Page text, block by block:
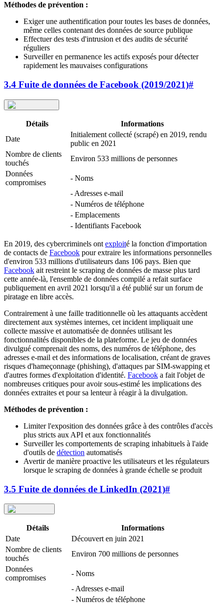
Méthodes de prévention :
Exiger une authentification pour toutes les bases de données,
même celles contenant des données de source publique
Effectuer des tests d'intrusion et des audits de sécurité
réguliers
Surveiller en permanence les actifs exposés pour détecter
rapidement les mauvaises configurations
3.4 Fuite de données de Facebook (2019/2021)#
Détails
Informations
Date
Initialement collecté (scrapé) en 2019, rendu
public en 2021
Nombre de clients
touchés
Environ 533 millions de personnes
Données
compromises
- Noms
- Adresses e-mail
- Numéros de téléphone
- Emplacements
- Identifiants Facebook
En 2019, des cybercriminels ont exploité la fonction d'importation
de contacts de Facebook pour extraire les informations personnelles
d'environ 533 millions d'utilisateurs dans 106 pays. Bien que
Facebook ait restreint le scraping de données de masse plus tard
cette année-là, l'ensemble de données compilé a refait surface
publiquement en avril 2021 lorsqu'il a été publié sur un forum de
piratage en libre accès.
Contrairement à une faille traditionnelle où les attaquants accèdent
directement aux systèmes internes, cet incident impliquait une
collecte massive et automatisée de données utilisant les
fonctionnalités disponibles de la plateforme. Le jeu de données
divulgué comprenait des noms, des numéros de téléphone, des
adresses e-mail et des informations de localisation, créant de graves
risques d'hameçonnage (phishing), d'attaques par SIM-swapping et
d'autres formes d'exploitation d'identité. Facebook a fait l'objet de
nombreuses critiques pour avoir sous-estimé les implications des
données extraites et pour sa lenteur à réagir à la divulgation.
Méthodes de prévention :
Limiter l'exposition des données grâce à des contrôles d'accès
plus stricts aux API et aux fonctionnalités
Surveiller les comportements de scraping inhabituels à l'aide
d'outils de détection automatisés
Avertir de manière proactive les utilisateurs et les régulateurs
lorsque le scraping de données à grande échelle se produit
3.5 Fuite de données de LinkedIn (2021)#
Détails
Informations
Date
Découvert en juin 2021
Nombre de clients
touchés
Environ 700 millions de personnes
Données
compromises
- Noms
- Adresses e-mail
- Numéros de téléphone